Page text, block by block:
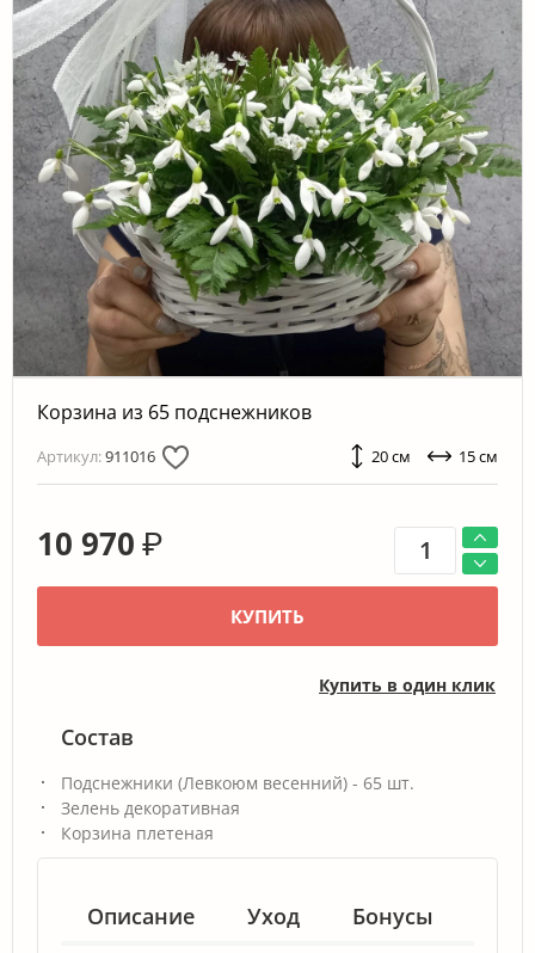
Корзина из 65 подснежников
Артикул:911016 20 см 15 см
10 970 ₽
КУПИТЬ
Купить в один клик
Состав
Подснежники (Левкоюм весенний) - 65 шт.
Зелень декоративная
Корзина плетеная
Описание Уход Бонусы